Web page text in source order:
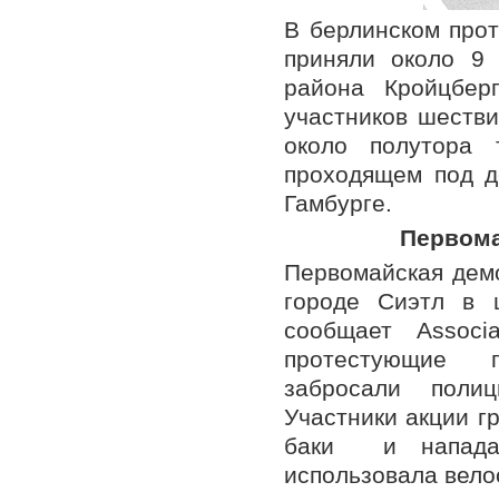
В берлинском
приняли около 9
района
участников
около полутора
проходящем под
Гамбурге.
Первомайская
городе Сиэтл в
сообщает
протестующие
забросали
Участники акции
баки и
использовала